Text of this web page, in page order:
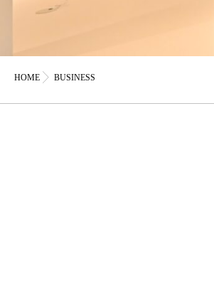
HOME BUSINESS